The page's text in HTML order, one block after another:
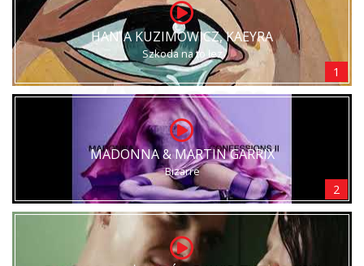
HANIA KUZIMOWICZ, KAEYRA
Szkoda na to łez
1
MADONNA & MARTIN GARRIX
Bizarre
2